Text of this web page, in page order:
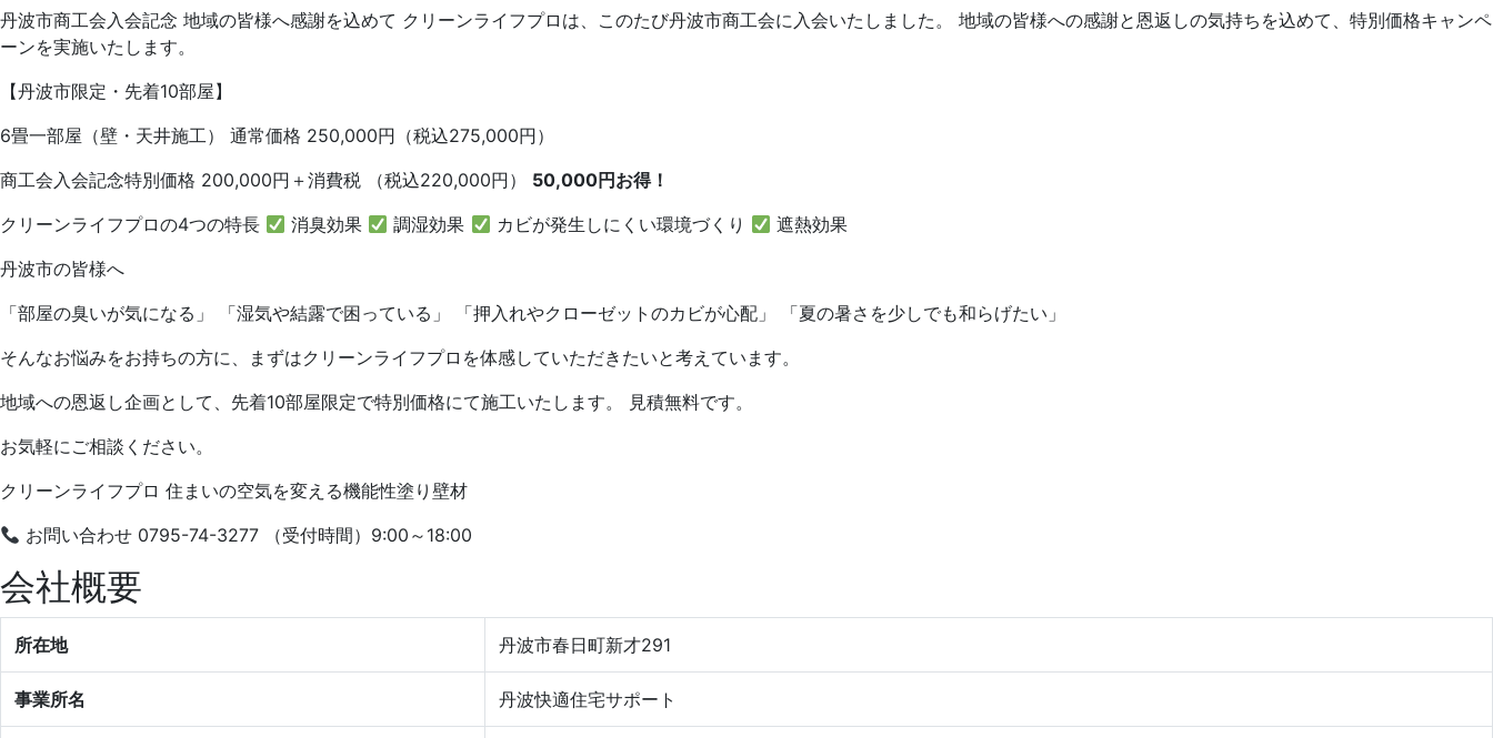
丹波市商工会入会記念 地域の皆様へ感謝を込めて クリーンライフプロは、このたび丹波市商工会に入会いたしました。 地域の皆様への感謝と恩返しの気持ちを込めて、特別価格キャンペ
ーンを実施いたします。
【丹波市限定・先着10部屋】
6畳一部屋（壁・天井施工） 通常価格 250,000円（税込275,000円）
商工会入会記念特別価格 200,000円＋消費税 （税込220,000円） 50,000円お得！
クリーンライフプロの4つの特長
消臭効果 調湿効果 カビが発生しにくい環境づくり
遮熱効果
丹波市の皆様へ
「部屋の臭いが気になる」 「湿気や結露で困っている」 「押入れやクローゼットのカビが心配」 「夏の暑さを少しでも和らげたい」
そんなお悩みをお持ちの方に、まずはクリーンライフプロを体感していただきたいと考えています。
地域への恩返し企画として、先着10部屋限定で特別価格にて施工いたします。 見積無料です。
お気軽にご相談ください。
クリーンライフプロ 住まいの空気を変える機能性塗り壁材
お問い合わせ 0795-74-3277 （受付時間）9:00～18:00
会社概要
所在地 丹波市春日町新才291
事業所名 丹波快適住宅サポート